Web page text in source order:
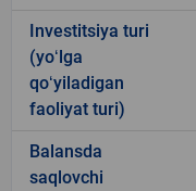
Investitsiya turi
(yoʻlga
qoʻyiladigan
faoliyat turi)
Balansda
saqlovchi